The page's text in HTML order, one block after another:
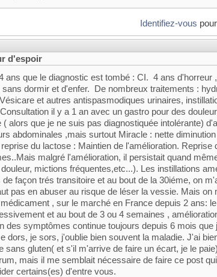
Identifiez-vous
d'espoir
ans que le diagnostic est tombé : CI. 4 ans d'horreur
sans dormir et d'enfer. De nombreux traitements :
et autres antispasmodiques urinaires,
il y a 1 an avec un gastro pour des
( alors que je ne suis pas diagnostiquée intolérante)
abdominales ,mais surtout Miracle : nette
du lactose : Maintien de l'amélioration. Reprise
malgré l'amélioration, il persistait quand
mictions fréquentes,etc...). Les instillations
de façon trés transitoire et au bout de la 30iéme, on
pas en abuser au risque de léser la vessie. Mais
, sur le marché en France depuis 2 ans:
et au bout de 3 ou 4 semaines ,
des symptômes continue toujours depuis 6 mois que
dors, je sors, j'oublie bien souvent la maladie. J'ai
sans gluten( et s'il m'arrive de faire un écart, je le
mais il me semblait nécessaire de faire ce post
certains(es) d'entre vous.